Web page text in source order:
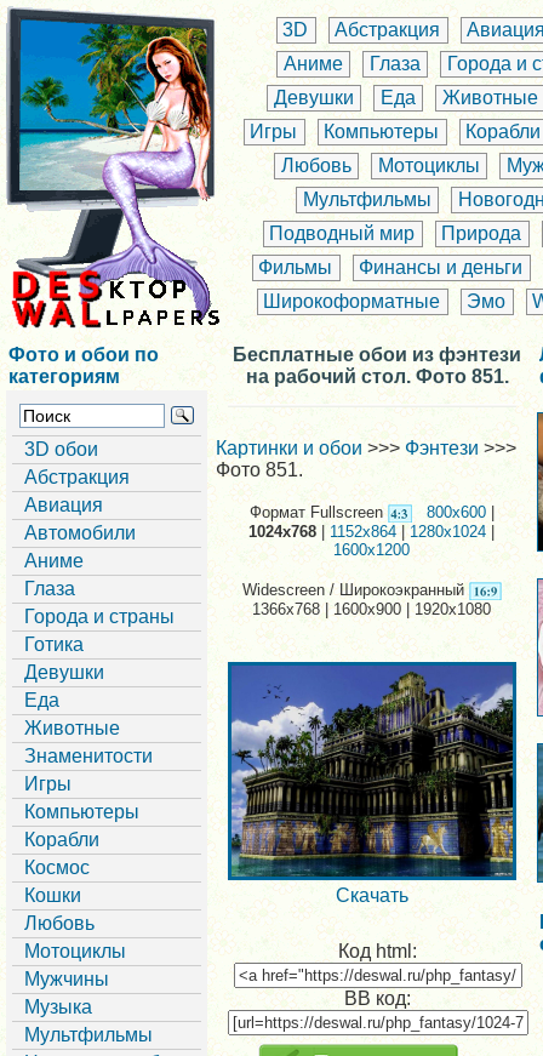
3D Абстракция
Аниме
Глаза
Города и
Девушки
Еда
Животные
Игры
Компьютеры
Корабли
Любовь
Мотоциклы
Мультфильмы
Подводный мир
Природа
Фильмы
Финансы и деньги
Широкоформатные
Эмо
Фото и обои по
категориям
3D обои
Абстракция
Авиация
Автомобили
Аниме
Глаза
Города и страны
Готика
Девушки
Еда
Животные
Знаменитости
Игры
Компьютеры
Корабли
Космос
Кошки
Любовь
Мотоциклы
Мужчины
Музыка
Мультфильмы
Бесплатные обои из фэнтези
на рабочий стол. Фото 851.
Картинки и обои >>> Фэнтези >>>
Фото 851.
Формат Fullscreen 800x600
1024x768
1152x864|1280x1024
1600x1200
Widescreen / Широкоэкранный
1366x768 | 1600x900 | 1920x1080
Скачать
Код html:
BB код: